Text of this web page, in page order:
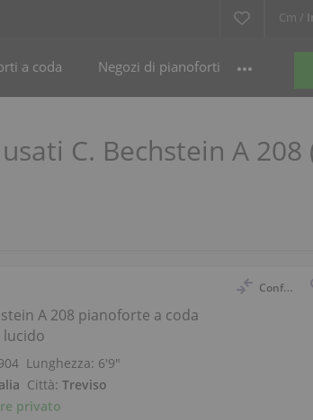
Cm /
a coda Negozi di pianoforti
C. Bechstein A 208
Confronto
A 208 pianoforte a coda
lucido
Lunghezza: 6′9″
Città:Treviso
privato